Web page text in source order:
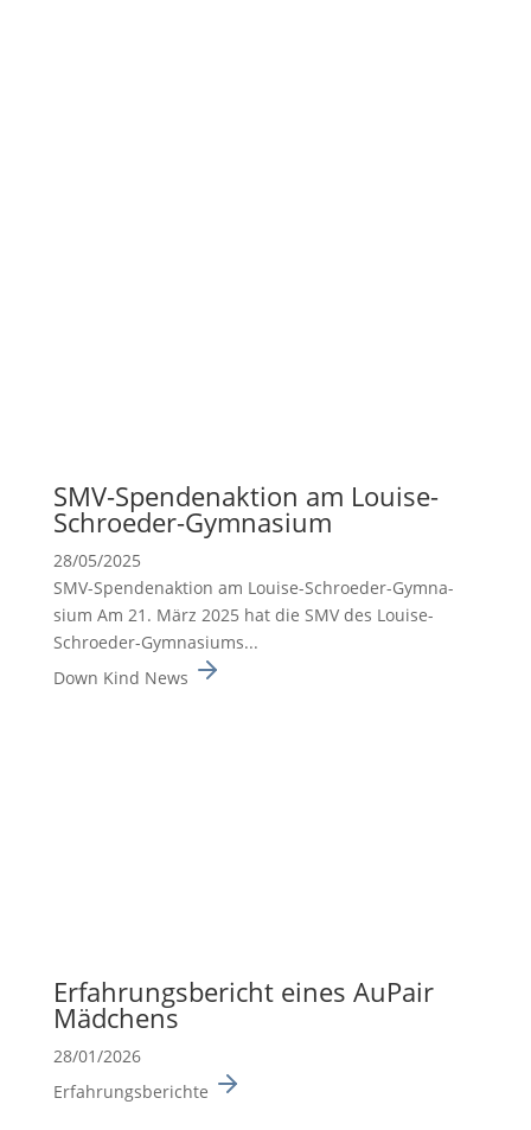
SMV-Spenden­ak­tion am Louise-
Schroeder-Gymna­sium
28/05/2025
SMV-Spenden­ak­tion am Louise-Schroeder-Gymna­
sium Am 21. März 2025 hat die SMV des Louise-
Schroeder-Gymna­siums...
Down Kind News
Erfah­rungs­be­richt eines AuPair
Mädchens
28/01/2026
Erfahrungsberichte